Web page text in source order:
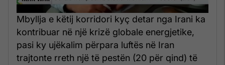
Mbyllja e këtij korridori kyç detar nga Irani ka
kontribuar në një krizë globale energjetike,
pasi ky ujëkalim përpara luftës në Iran
trajtonte rreth një të pestën (20 për qind) të